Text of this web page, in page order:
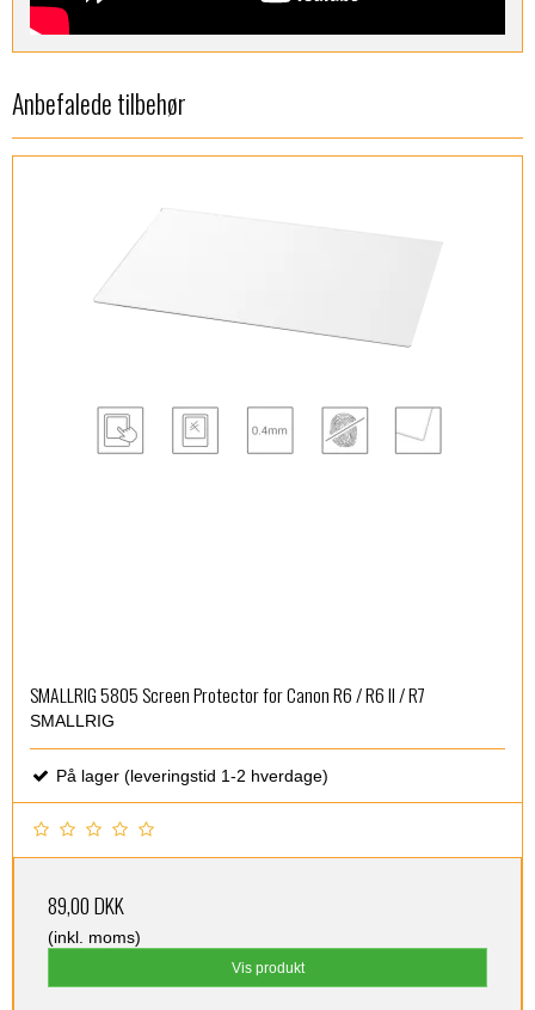
Anbefalede tilbehør
SMALLRIG 5805 Screen Protector for Canon R6 / R6 II / R7
SMALLRIG
På lager (leveringstid 1-2 hverdage)
89,00 DKK
(inkl. moms)
Vis produkt